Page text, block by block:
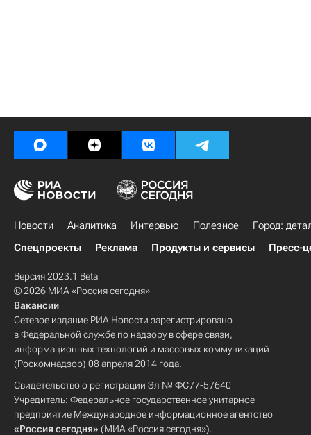
Новости Аналитика Интервью Полезное
Город:
Спецпроекты
Реклама Продукты и сервисы Пресс-
Версия 2023.1 Beta
© 2026 МИА «Россия сегодня»
Вакансии
Сетевое издание РИА Новости зарегистрировано
в Федеральной службе по надзору в сфере связи,
информационных технологий и массовых коммуникаций
(Роскомнадзор) 08 апреля 2014 года.
Свидетельство о регистрации Эл № ФС77-57640
Учредитель: Федеральное государственное унитарное
предприятие Международное информационное агентство
«Россия сегодня» (МИА «Россия сегодня»).